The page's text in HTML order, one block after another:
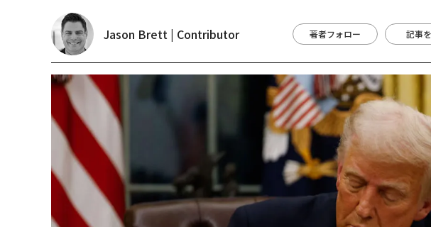
Jason Brett | Contributor 著者フォロー 記事